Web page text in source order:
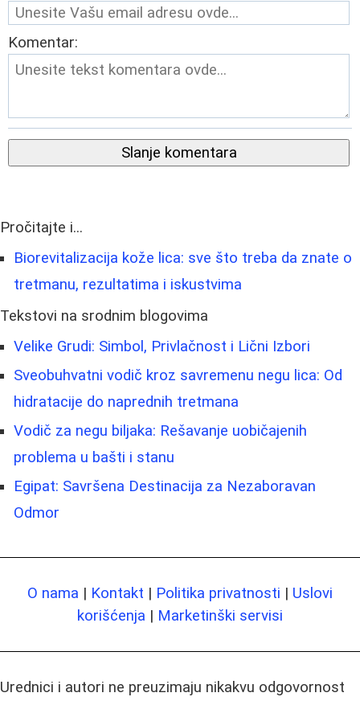
Komentar:
Slanje komentara
Pročitajte i...
Biorevitalizacija kože lica: sve što treba da znate o
tretmanu, rezultatima i iskustvima
Tekstovi na srodnim blogovima
Velike Grudi: Simbol, Privlačnost i Lični Izbori
Sveobuhvatni vodič kroz savremenu negu lica: Od
hidratacije do naprednih tretmana
Vodič za negu biljaka: Rešavanje uobičajenih
problema u bašti i stanu
Egipat: Savršena Destinacija za Nezaboravan
Odmor
O nama | Kontakt | Politika privatnosti | Uslovi
korišćenja | Marketinški servisi
Urednici i autori ne preuzimaju nikakvu odgovornost